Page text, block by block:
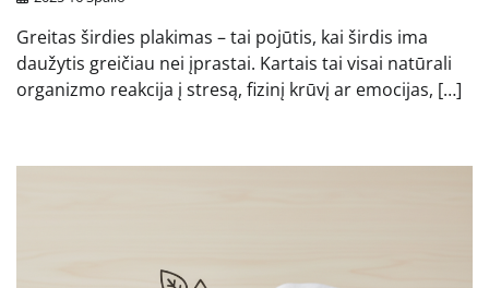
Greitas širdies plakimas – tai pojūtis, kai širdis ima
daužytis greičiau nei įprastai. Kartais tai visai natūrali
organizmo reakcija į stresą, fizinį krūvį ar emocijas, […]